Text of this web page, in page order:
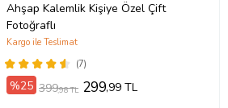
Ahşap Kalemlik Kişiye Özel Çift
Fotoğraflı
(7)
Kargo ile Teslimat
%25 399,98 TL 299,99 TL